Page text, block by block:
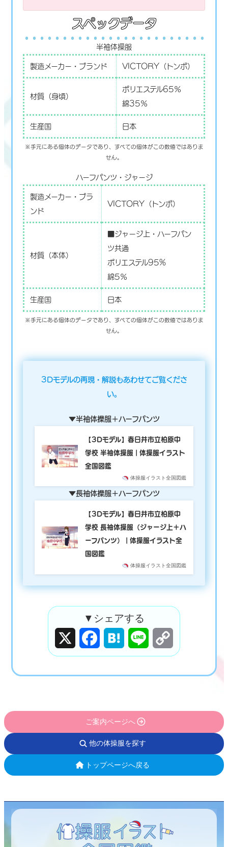
スペックデータ
半袖体操服
製造メーカー・ブランド VICTORY（トンボ）
材質（身頃）
ポリエステル65％
綿35％
生産国 日本
※手元にある個体のデータであり、すべての個体がこの数値ではありま
せん。
ハーフパンツ・ジャージ
製造メーカー・ブラ
ンド
VICTORY（トンボ）
材質（本体）
■ジャージ上・ハーフパン
ツ共通
ポリエステル95%
綿5％
生産国 日本
※手元にある個体のデータであり、すべての個体がこの数値ではありま
せん。
3Dモデルの再現・解説もあわせてご覧くださ
い。
▼半袖体操服＋ハーフパンツ
【3Dモデル】春日井市立柏原中
学校 半袖体操服 | 体操服イラスト
全国図鑑
体操服イラスト全国図鑑
▼長袖体操服＋ハーフパンツ
【3Dモデル】春日井市立柏原中
学校 長袖体操服（ジャージ上＋ハ
ーフパンツ） | 体操服イラスト全
国図鑑
体操服イラスト全国図鑑
▼シェアする
FacebookHatena Line
Link
ご案内ページへ
他の体操服を探す
トップページへ戻る